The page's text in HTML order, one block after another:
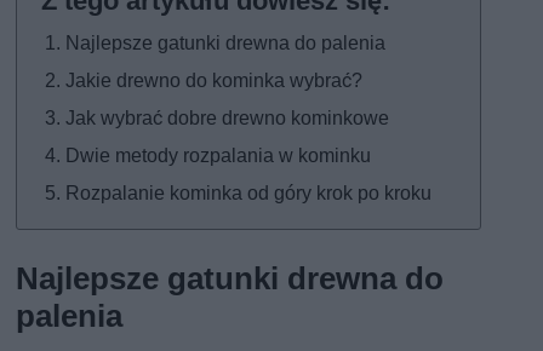
Najlepsze gatunki drewna do palenia
Jakie drewno do kominka wybrać?
Jak wybrać dobre drewno kominkowe
Dwie metody rozpalania w kominku
Rozpalanie kominka od góry krok po kroku
Najlepsze gatunki drewna do
palenia